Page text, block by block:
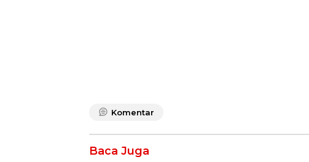
Komentar
Baca Juga